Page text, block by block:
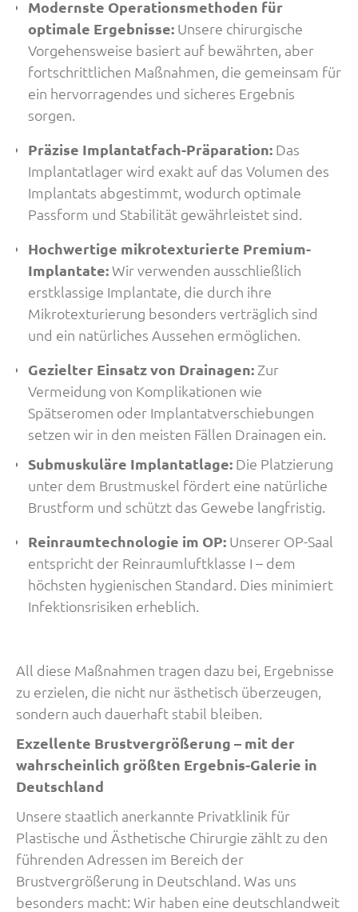
Modernste Operationsmethoden für
optimale Ergebnisse: Unsere chirurgische
Vorgehensweise basiert auf bewährten, aber
fortschrittlichen Maßnahmen, die gemeinsam für
ein hervorragendes und sicheres Ergebnis
sorgen.
Präzise Implantatfach-Präparation: Das
Implantatlager wird exakt auf das Volumen des
Implantats abgestimmt, wodurch optimale
Passform und Stabilität gewährleistet sind.
Hochwertige mikrotexturierte Premium-
Implantate:Wir verwenden ausschließlich
erstklassige Implantate, die durch ihre
Mikrotexturierung besonders verträglich sind
und ein natürliches Aussehen ermöglichen.
Gezielter Einsatz von Drainagen: Zur
Vermeidung von Komplikationen wie
Spätseromen oder Implantatverschiebungen
setzen wir in den meisten Fällen Drainagen ein.
Submuskuläre Implantatlage: Die Platzierung
unter dem Brustmuskel fördert eine natürliche
Brustform und schützt das Gewebe langfristig.
Reinraumtechnologie im OP: Unserer OP-Saal
entspricht der Reinraumluftklasse I – dem
höchsten hygienischen Standard. Dies minimiert
Infektionsrisiken erheblich.
All diese Maßnahmen tragen dazu bei, Ergebnisse
zu erzielen, die nicht nur ästhetisch überzeugen,
sondern auch dauerhaft stabil bleiben.
Exzellente Brustvergrößerung – mit der
wahrscheinlich größten Ergebnis-Galerie in
Deutschland
Unsere staatlich anerkannte Privatklinik für
Plastische und Ästhetische Chirurgie zählt zu den
führenden Adressen im Bereich der
Brustvergrößerung in Deutschland. Was uns
besonders macht: Wir haben eine deutschlandweit